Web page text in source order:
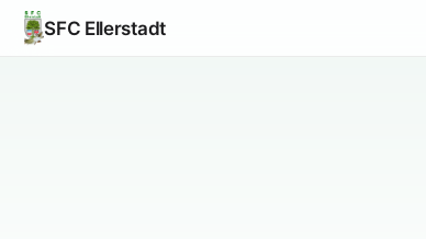
SFC Ellerstadt